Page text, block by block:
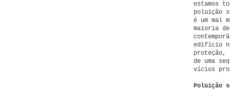
estamos
poluição
é um mal
maioria de
edifício
proteção,
de uma
vícios
Poluição